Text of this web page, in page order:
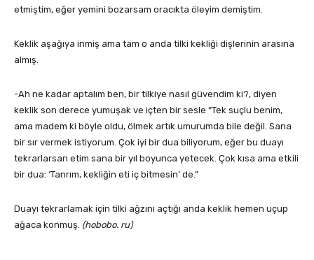
etmiştim, eğer yemini bozarsam oracıkta öleyim demiştim.
Keklik aşağıya inmiş ama tam o anda tilki kekliği dişlerinin arasına
almış.
-Ah ne kadar aptalım ben, bir tilkiye nasıl güvendim ki?, diyen
keklik son derece yumuşak ve içten bir sesle “Tek suçlu benim,
ama madem ki böyle oldu, ölmek artık umurumda bile değil. Sana
bir sır vermek istiyorum. Çok iyi bir dua biliyorum, eğer bu duayı
tekrarlarsan etim sana bir yıl boyunca yetecek. Çok kısa ama etkili
bir dua: ‘Tanrım, kekliğin eti iç bitmesin’ de.”
Duayı tekrarlamak için tilki ağzını açtığı anda keklik hemen uçup
ağaca konmuş. (hobobo. ru)